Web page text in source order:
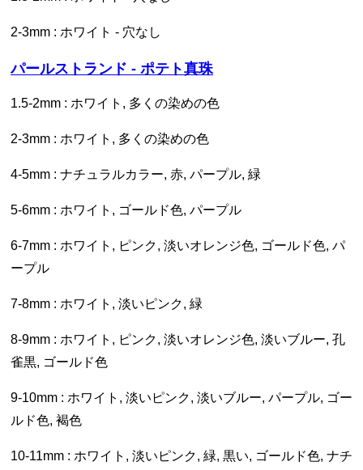
2-3mm : ホワイト - 穴なし
パールストランド - ポテト真珠
1.5-2mm : ホワイト, 多くの染めの色
2-3mm : ホワイト, 多くの染めの色
4-5mm : ナチュラルカラー, 赤, パープル, 緑
5-6mm : ホワイト, ゴールド色, パープル
6-7mm : ホワイト, ピンク, 淡いオレンジ色, ゴールド色, パ
ープル
7-8mm : ホワイト, 淡いピンク, 緑
8-9mm : ホワイト, ピンク, 淡いオレンジ色, 淡いブルー, 孔
雀黒, ゴールド色
9-10mm : ホワイト, 淡いピンク, 淡いブルー, パープル, ゴー
ルド色, 褐色
10-11mm : ホワイト, 淡いピンク, 緑, 黒い, ゴールド色, ナチ